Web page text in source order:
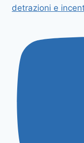
detrazioni e